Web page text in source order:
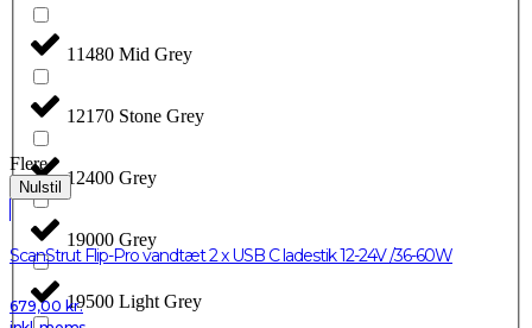
11480 Mid Grey
12170 Stone Grey
12400 Grey
19000 Grey
19500 Light Grey
Flere
Nulstil
ScanStrut Flip-Pro vandtæt 2 x USB C ladestik 12-24V /36-60W
679,00 kr.